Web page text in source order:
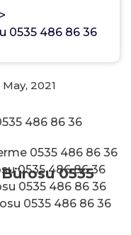
>
0535 486 86 36
May, 2021
486 86 36
0535
0535 486 86 36
0535 486 86 36
0535 486 86 36
0535 486 86 36